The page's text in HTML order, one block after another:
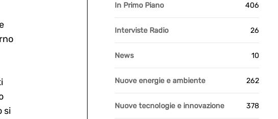
si
In Primo Piano 406
Interviste Radio 26
News 10
Nuove energie e ambiente 262
Nuove tecnologie e innovazione 378